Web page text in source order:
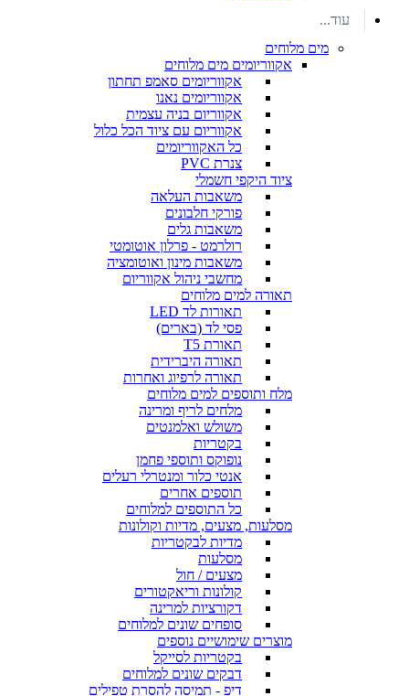
עוד...
מים מלוחים
אקווריומים מים מלוחים
אקווריומים סאמפ תחתון
אקווריומים נאנו
אקווריום בניה עצמית
אקווריום עם ציוד הכל כלול
כל האקווריומים
צנרת PVC
ציוד היקפי חשמלי
משאבות העלאה
פורקי חלבונים
משאבות גלים
רולרמט - פרלון אוטומטי
משאבות מינון ואוטומציה
מחשבי ניהול אקווריום
תאורה למים מלוחים
תאורות לד LED
פסי לד (בארים)
תאורת T5
תאורה היברידית
תאורה לרפיוג ואחרות
מלח ותוספים למים מלוחים
מלחים לריף ומרינה
משולש ואלמנטים
בקטריות
נופוקס ותוספי פחמן
אנטי כלור ומנטרלי רעלים
תוספים אחרים
כל התוספים למלוחים
מסלעות, מצעים, מדיות וקולונות
מדיות לבקטריות
מסלעות
מצעים / חול
קולונות וריאקטורים
דקורציות למרינה
סופחים שונים למלוחים
מוצרים שימושיים נוספים
בקטריות לסייקל
דבקים שונים למלוחים
דיפ - תמיסה להסרת טפילים